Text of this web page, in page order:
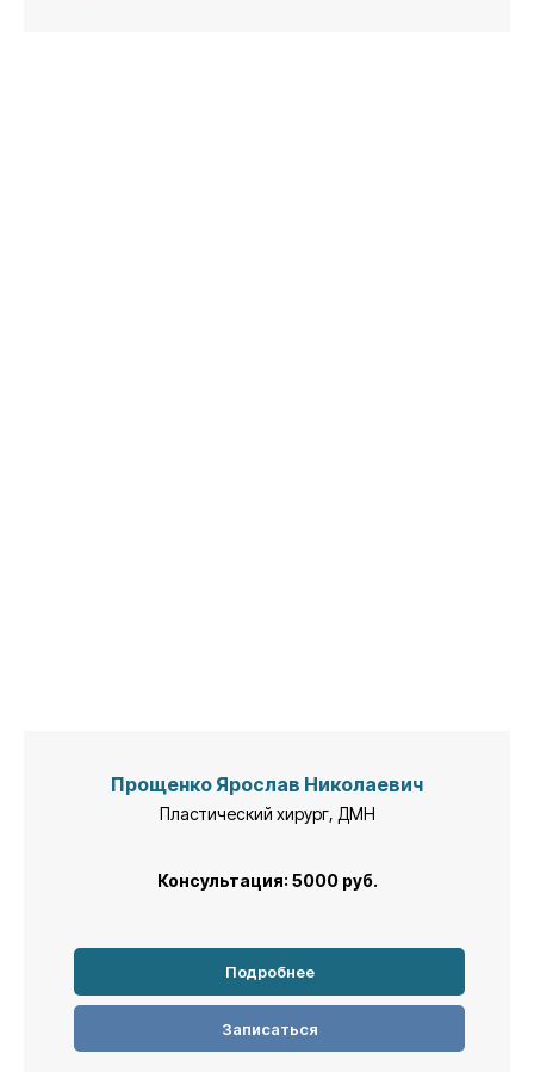
Прощенко Ярослав Николаевич
Пластический хирург, ДМН
Консультация: 5000 руб.
Подробнее
Записаться